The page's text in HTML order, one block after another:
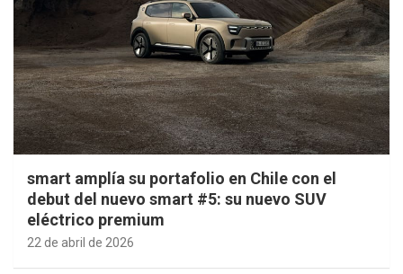
smart amplía su portafolio en Chile con el
debut del nuevo smart #5: su nuevo SUV
eléctrico premium
22 de abril de 2026